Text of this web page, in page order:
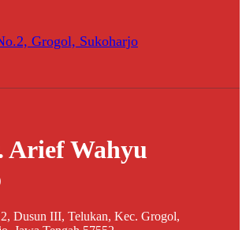
Grogol, Sukoharjo
Wahyu
Dusun III, Telukan, Kec. Grogol,